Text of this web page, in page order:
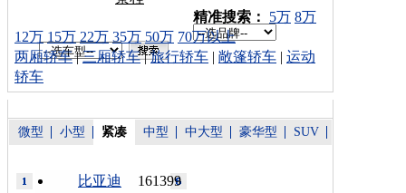
车型搜索：
精准搜索： 5万 8万
12万 15万 22万 35万 50万 70万以上
两厢轿车|三厢轿车|旅行轿车 | 敞篷轿车 | 运动
轿车
微型 小型 紧凑 中型 中大型 豪华型 SUV
161399
比亚迪